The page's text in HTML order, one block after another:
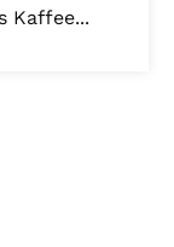
Kaffee...